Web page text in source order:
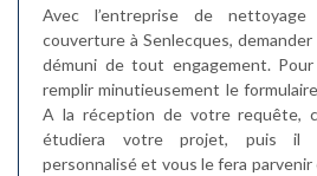
Avec l’entreprise de
couverture à Senlecques,
démuni de tout engagement.
remplir minutieusement le
A la réception de votre requête,
étudiera votre projet, puis il
personnalisé et vous le fera parvenir